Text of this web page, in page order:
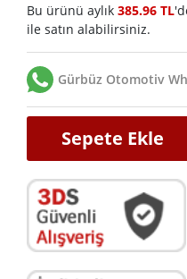
Bu ürünü aylık 385.96 TL
ile satın alabilirsiniz.
Gürbüz Otomotiv
Sepete Ekle